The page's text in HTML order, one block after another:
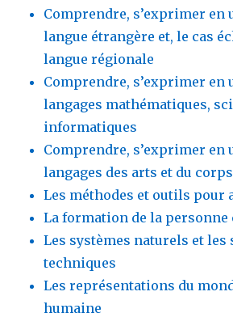
Comprendre, s’exprimer en
langue étrangère et, le cas
langue régionale
Comprendre, s’exprimer en
langages mathématiques,
informatiques
Comprendre, s’exprimer en
langages des arts et du corps
Les méthodes et outils pour
La formation de la personne
Les systèmes naturels et les
techniques
Les représentations du
humaine